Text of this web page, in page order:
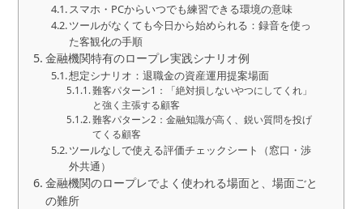
スマホ・PCからいつでも練習できる環境の意味
ツールがなくても今日から始められる：録音を使っ
た客観化の手順
金融機関特有のロープレ実践シナリオ例
想定シナリオ：退職金の資産運用提案場面
難客パターン1：「絶対損しないやつにしてくれ」
と強く主張する顧客
難客パターン2：金融知識が高く、鋭い質問を投げ
てくる顧客
ツールなしで使える評価チェックシート（窓口・渉
外共通）
金融機関のロープレでよく使われる場面と、場面ごと
の難所